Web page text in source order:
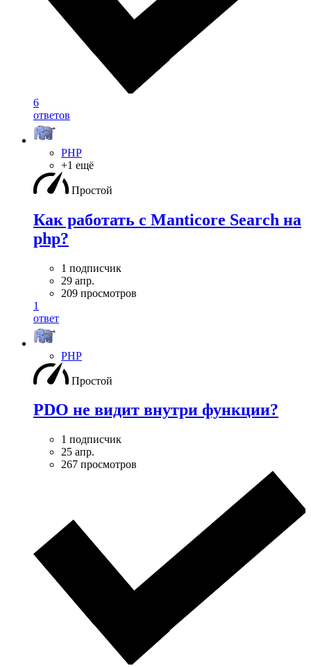
6
ответов
PHP
+1 ещё
Простой
Как работать с Manticore Search на
php?
1 подписчик
29 апр.
209 просмотров
1
ответ
PHP
Простой
PDO не видит внутри функции?
1 подписчик
25 апр.
267 просмотров